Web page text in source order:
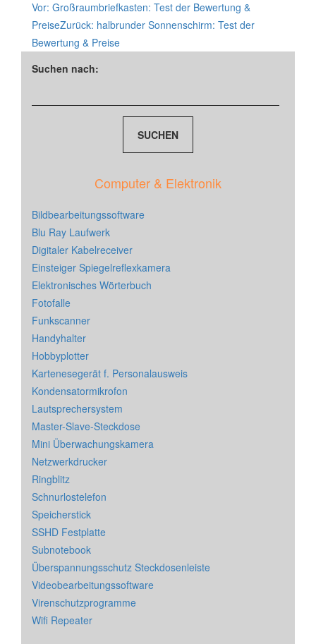
Vor: Großraumbriefkasten: Test der Bewertung &
PreiseZurück: halbrunder Sonnenschirm: Test der
Bewertung & Preise
Suchen nach:
Computer & Elektronik
Bildbearbeitungssoftware
Blu Ray Laufwerk
Digitaler Kabelreceiver
Einsteiger Spiegelreflexkamera
Elektronisches Wörterbuch
Fotofalle
Funkscanner
Handyhalter
Hobbyplotter
Kartenesegerät f. Personalausweis
Kondensatormikrofon
Lautsprechersystem
Master-Slave-Steckdose
Mini Überwachungskamera
Netzwerkdrucker
Ringblitz
Schnurlostelefon
Speicherstick
SSHD Festplatte
Subnotebook
Überspannungsschutz Steckdosenleiste
Videobearbeitungssoftware
Virenschutzprogramme
Wifi Repeater